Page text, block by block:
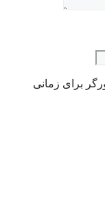
برای زمانی